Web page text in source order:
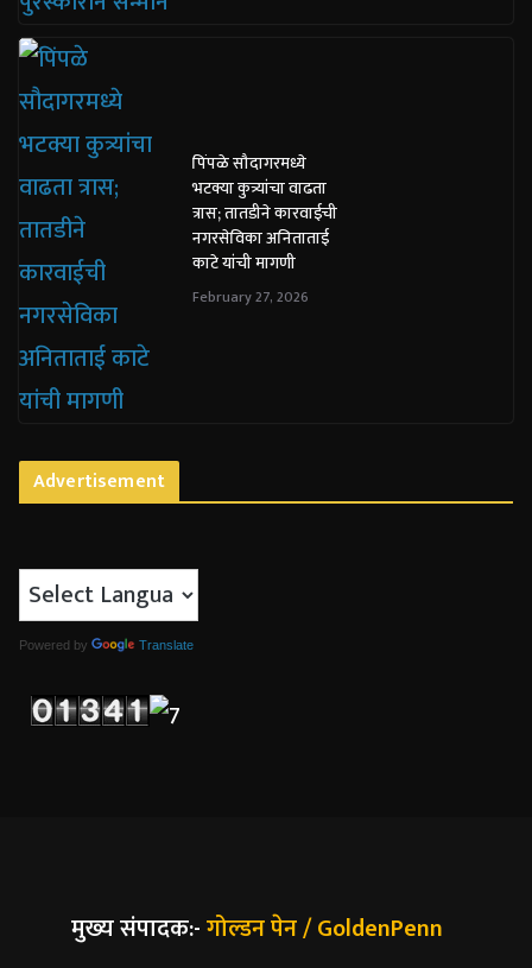
पिंपळे सौदागरमध्ये
भटक्या कुत्र्यांचा वाढता
त्रास; तातडीने कारवाईची
नगरसेविका अनिताताई
काटे यांची मागणी
February 27, 2026
Advertisement
Powered by Translate
मुख्य संपादक:-गोल्डन पेन / GoldenPenn